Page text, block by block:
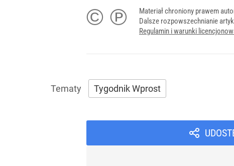
© ℗
Materiał chroniony prawem
Dalsze rozpowszechnianie
Regulamin i warunki
Tygodnik Wprost